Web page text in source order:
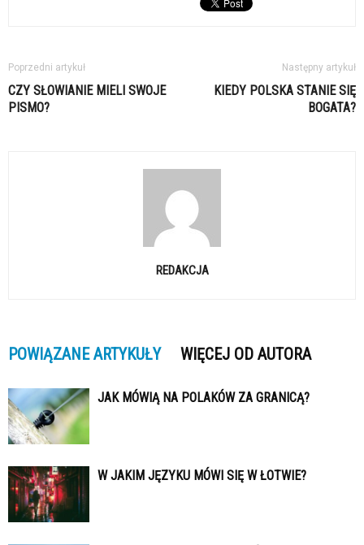
Poprzedni artykuł
CZY SŁOWIANIE MIELI SWOJE
PISMO?
Następny artykuł
KIEDY POLSKA STANIE SIĘ
BOGATA?
REDAKCJA
POWIĄZANE ARTYKUŁY WIĘCEJ OD AUTORA
JAK MÓWIĄ NA POLAKÓW ZA GRANICĄ?
W JAKIM JĘZYKU MÓWI SIĘ W ŁOTWIE?